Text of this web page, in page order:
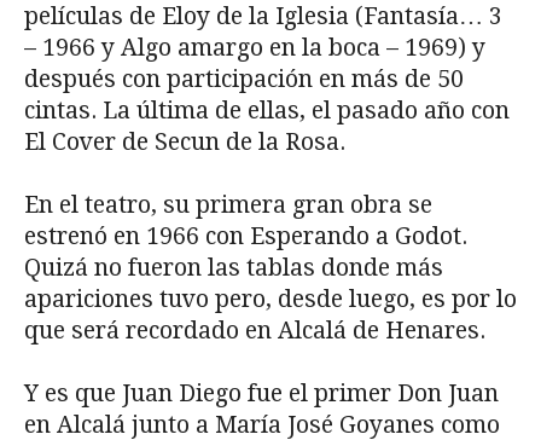
películas de Eloy de la Iglesia (Fantasía… 3
– 1966 y Algo amargo en la boca – 1969) y
después con participación en más de 50
cintas. La última de ellas, el pasado año con
El Cover de Secun de la Rosa.
En el teatro, su primera gran obra se
estrenó en 1966 con Esperando a Godot.
Quizá no fueron las tablas donde más
apariciones tuvo pero, desde luego, es por lo
que será recordado en Alcalá de Henares.
Y es que Juan Diego fue el primer Don Juan
en Alcalá junto a María José Goyanes como